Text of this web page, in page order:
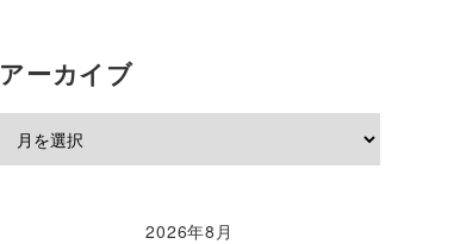
アーカイブ
2026年8月